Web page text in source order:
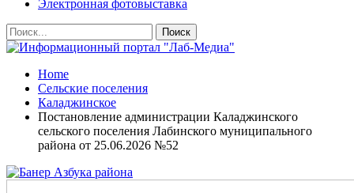
Электронная фотовыставка
Home
Сельские поселения
Каладжинское
Постановление администрации Каладжинского
сельского поселения Лабинского муниципального
района от 25.06.2026 №52